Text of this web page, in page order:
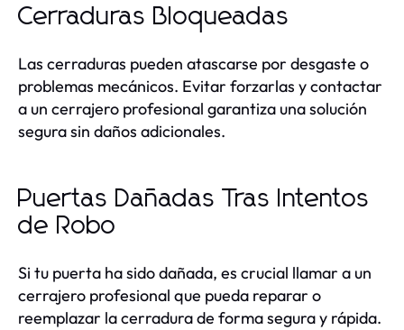
Cerraduras Bloqueadas
Las cerraduras pueden atascarse por desgaste o
problemas mecánicos. Evitar forzarlas y contactar
a un cerrajero profesional garantiza una solución
segura sin daños adicionales.
Puertas Dañadas Tras Intentos
de Robo
Si tu puerta ha sido dañada, es crucial llamar a un
cerrajero profesional que pueda reparar o
reemplazar la cerradura de forma segura y rápida.